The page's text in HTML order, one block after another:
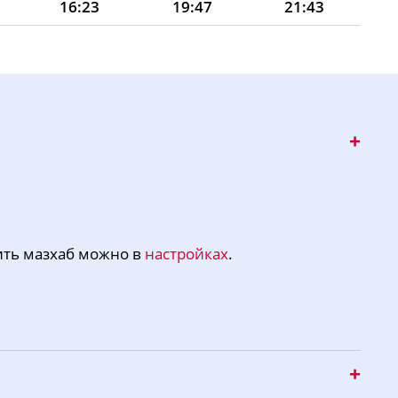
16:23 19:47
21:43
19:33
мазхаб можно в настройках.